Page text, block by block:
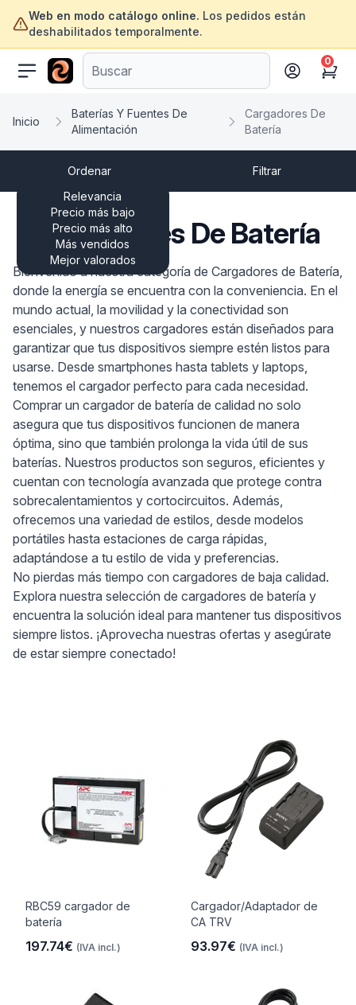
Web en modo catálogo online. Los pedidos están
deshabilitados temporalmente.
ofertasinformatica.com
Cart
0
Inicio
Baterías Y Fuentes De
Alimentación
Cargadores De
Batería
Ordenar
Relevancia
Precio más bajo
Precio más alto
Más vendidos
Mejor valorados
Filtrar
Cargadores De Batería
Bienvenido a nuestra categoría de Cargadores de Batería,
donde la energía se encuentra con la conveniencia. En el
mundo actual, la movilidad y la conectividad son
esenciales, y nuestros cargadores están diseñados para
garantizar que tus dispositivos siempre estén listos para
usarse. Desde smartphones hasta tablets y laptops,
tenemos el cargador perfecto para cada necesidad.
Comprar un cargador de batería de calidad no solo
asegura que tus dispositivos funcionen de manera
óptima, sino que también prolonga la vida útil de sus
baterías. Nuestros productos son seguros, eficientes y
cuentan con tecnología avanzada que protege contra
sobrecalentamientos y cortocircuitos. Además,
ofrecemos una variedad de estilos, desde modelos
portátiles hasta estaciones de carga rápidas,
adaptándose a tu estilo de vida y preferencias.
No pierdas más tiempo con cargadores de baja calidad.
Explora nuestra selección de cargadores de batería y
encuentra la solución ideal para mantener tus dispositivos
siempre listos. ¡Aprovecha nuestras ofertas y asegúrate
de estar siempre conectado!
RBC59 cargador de
batería
197.74€ (IVA incl.)
Cargador/Adaptador de
CA TRV
93.97€ (IVA incl.)